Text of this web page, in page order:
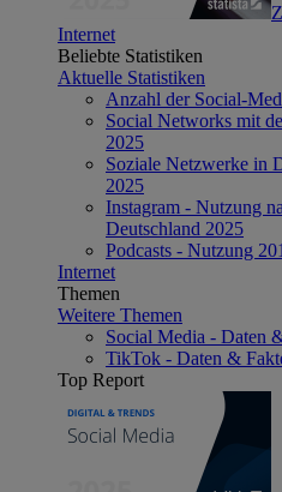
Internet
Beliebte Statistiken
Aktuelle Statistiken
Anzahl der Social-
Social Networks mit
2025
Soziale Netzwerke in
2025
Instagram - Nutzung
Deutschland 2025
Podcasts - Nutzung
Internet
Themen
Weitere Themen
Social Media - Daten
TikTok - Daten &
Top Report